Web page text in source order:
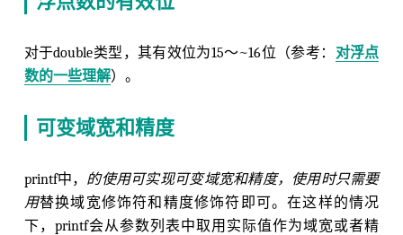
对于double类型，其有效位为15～~16位（参考： 对浮点
数的一些理解）。
可变域宽和精度
printf中， 的使用可实现可变域宽和精度，使用时只需要
用替换域宽修饰符和精度修饰符即可。在这样的情况
下，printf会从参数列表中取用实际值作为域宽或者精